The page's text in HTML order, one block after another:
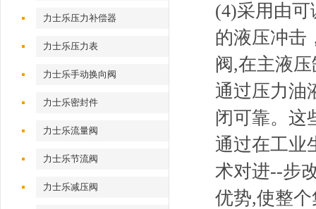
力士乐压力补偿器
力士乐压力表
力士乐手动换向阀
力士乐密封件
力士乐流量阀
力士乐节流阀
力士乐减压阀
(4)采用由
的液压冲击
阀,在主液
通过压力油
闭可靠。这
通过在工业
术对进--步
优势,使整